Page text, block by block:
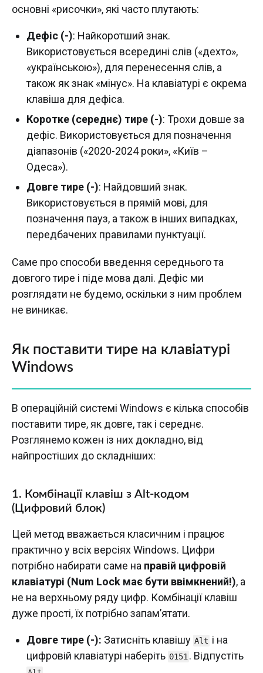
основні «рисочки», які часто плутають:
Дефіс (-): Найкоротший знак.
Використовується всередині слів («дехто»,
«українською»), для перенесення слів, а
також як знак «мінус». На клавіатурі є окрема
клавіша для дефіса.
Коротке (середнє) тире (-): Трохи довше за
дефіс. Використовується для позначення
діапазонів («2020-2024 роки», «Київ –
Одеса»).
Довге тире (-): Найдовший знак.
Використовується в прямій мові, для
позначення пауз, а також в інших випадках,
передбачених правилами пунктуації.
Саме про способи введення середнього та
довгого тире і піде мова далі. Дефіс ми
розглядати не будемо, оскільки з ним проблем
не виникає.
Як поставити тире на клавіатурі
Windows
В операційній системі Windows є кілька способів
поставити тире, як довге, так і середнє.
Розглянемо кожен із них докладно, від
найпростіших до складніших:
1. Комбінації клавіш з Alt-кодом
(Цифровий блок)
Цей метод вважається класичним і працює
практично у всіх версіях Windows. Цифри
потрібно набирати саме на правій цифровій
клавіатурі (Num Lock має бути ввімкнений!), а
не на верхньому ряду цифр. Комбінації клавіш
дуже прості, їх потрібно запам’ятати.
Довге тире (-): Затисніть клавішу Alt і на
цифровій клавіатурі наберіть 0151 . Відпустіть